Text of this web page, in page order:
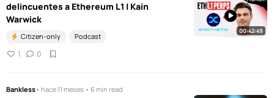
delincuentes a Ethereum L1 | Kain
Warwick
Citizen-only Podcast
1 0
00:42:49
Bankless• hace 11 meses • 6 min read